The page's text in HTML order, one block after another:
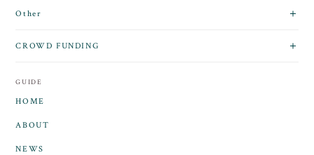
Other
CROWD FUNDING
GUIDE
HOME
ABOUT
NEWS